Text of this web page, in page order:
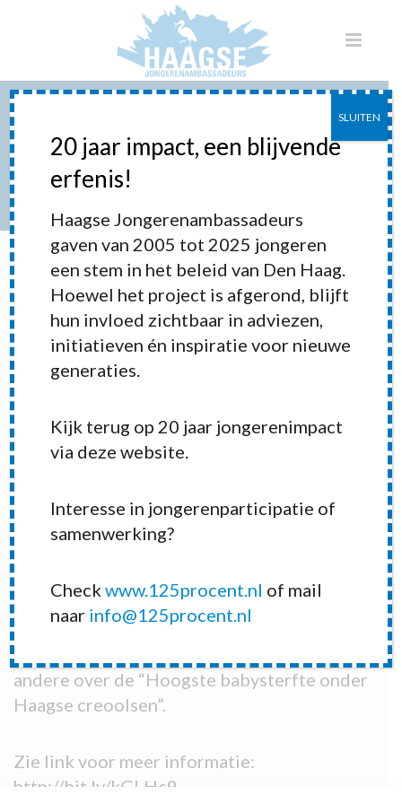
HOOGSTE BABYSTERFTE ONDER
HAAGSE CREOOLSEN
CREOOLSEN
Zoals presenteert regelmatig bijeenkomsten
van De Ontmoeting bij Stg. Samen Sterk in
Den Haag.
Zij ontmoette Djela Maduro, hulpverlener bij
Mamasita. Een organisatie die zich inzet
voor Antilliaanse en Surinaamse tiener
moeders in Den haag. Zij vertelde onder
andere over de “Hoogste babysterfte onder
Haagse creoolsen”.
Zie link voor meer informatie:
http://bit.ly/kGLHc9
20 jaar impact, een blijvende
erfenis!
Haagse Jongerenambassadeurs
gaven van 2005 tot 2025 jongeren
een stem in het beleid van Den Haag.
Hoewel het project is afgerond, blijft
hun invloed zichtbaar in adviezen,
initiatieven én inspiratie voor nieuwe
generaties.
Kijk terug op 20 jaar jongerenimpact
via deze website.
Interesse in jongerenparticipatie of
samenwerking?
Checkwww.125procent.nl of mail
naar info@125procent.nl
SLUITEN